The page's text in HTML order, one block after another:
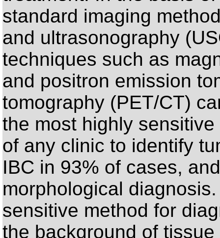
standard imaging
and ultrasonography
techniques such as
and positron emission
tomography (PET/CT)
the most highly
of any clinic to identify
IBC in 93% of cases,
morphological
sensitive method for
the background of